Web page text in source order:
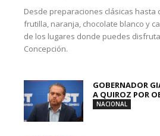
Desde preparaciones clásicas hasta
frutilla, naranja, chocolate blanco y
de los lugares donde puedes
Concepción.
GOBERNADOR
A QUIROZ POR
NACIONAL